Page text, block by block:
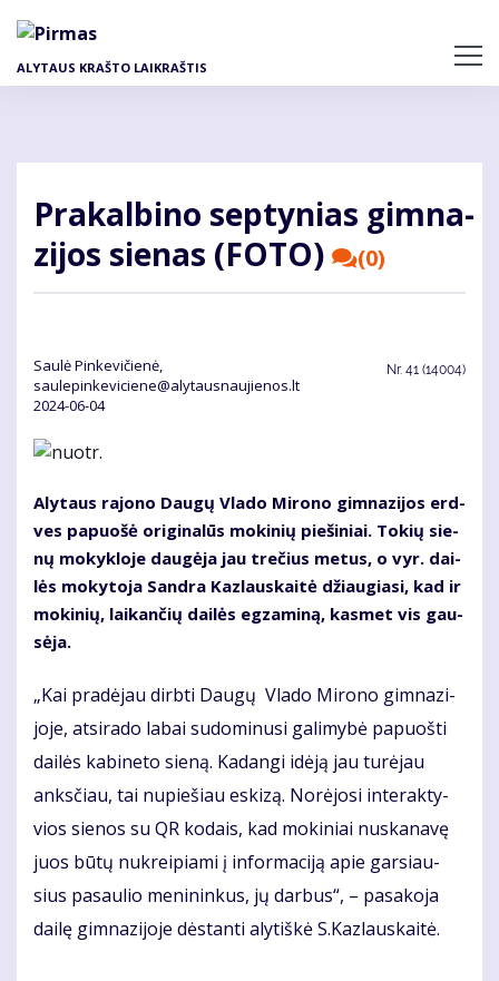
pagrindinį
ALYTAUS KRAŠTO LAIKRAŠTIS
Pra­kal­bi­no sep­ty­nias gim­na­
zi­jos sie­nas (FOTO)
(0)
Saulė Pinkevičienė,
saulepinkeviciene@alytausnaujienos.lt
2024-06-04
Nr. 41 (14004)
Alytaus rajono Dau­gų Vla­do Mi­ro­no gim­na­zi­jos erd­
ves pa­puo­šė ori­gi­na­lūs mo­ki­nių pie­ši­niai. To­kių sie­
nų mo­kyk­lo­je dau­gė­ja jau tre­čius me­tus, o vyr. dai­
lės mo­ky­to­ja San­dra Kaz­laus­kai­tė džiau­gia­si, kad ir
mo­ki­nių, lai­kan­čių dai­lės eg­za­mi­ną, kas­met vis gau­
sė­ja.
„Kai pra­dė­jau dirb­ti Dau­gų Vla­do Mi­ro­no gim­na­zi­
jo­je, at­si­ra­do la­bai su­do­mi­nu­si ga­li­my­bė pa­puoš­ti
dai­lės ka­bi­ne­to sie­ną. Ka­dan­gi idė­ją jau tu­rė­jau
anks­čiau, tai nu­pie­šiau es­ki­zą. No­rė­jo­si in­te­rak­ty­
vios sie­nos su QR ko­dais, kad mo­ki­niai nu­ska­na­vę
juos bū­tų nu­krei­pia­mi į in­for­ma­ci­ją apie gar­siau­
sius pa­sau­lio me­ni­nin­kus, jų dar­bus“, – pa­sa­ko­ja
dai­lę gim­na­zi­jo­je dės­tan­ti aly­tiš­kė S.Kaz­laus­kai­tė.